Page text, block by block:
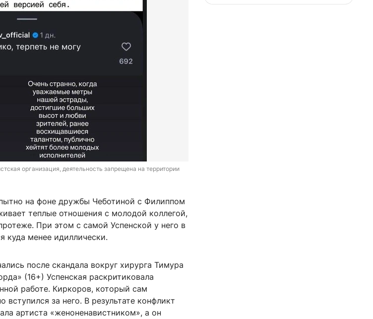
организация, деятельность запрещена на территории
на фоне дружбы Чеботиной с Филиппом
теплые отношения с молодой коллегой,
При этом с самой Успенской у него в
куда менее идиллически.
после скандала вокруг хирурга Тимура
(16+) Успенская раскритиковала
работе. Киркоров, который сам
вступился за него. В результате конфликт
артиста «женоненавистником», а он